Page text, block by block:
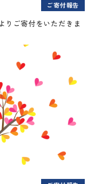
ご寄付報告
りご寄付をいただきま